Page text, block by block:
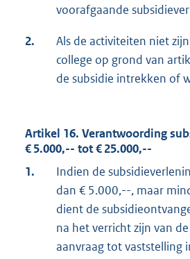
voorafgaande
2.
Als de activiteiten niet
college op grond van
de subsidie intrekken of
Artikel 16. Verantwoording
€ 5.000,-- tot € 25.000,--
1.
Indien de
dan € 5.000,--, maar
dient de
na het verricht zijn van
aanvraag tot vaststelling